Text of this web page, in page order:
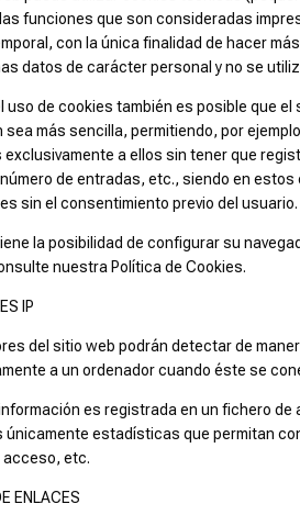
funciones que son consideradas
con la única finalidad de hacer
datos de carácter personal y no se
uso de cookies también es posible que
sea más sencilla, permitiendo, por
exclusivamente a ellos sin tener que
de entradas, etc., siendo en
sin el consentimiento previo del usuario.
la posibilidad de configurar su
nuestra Política de Cookies.
IP
del sitio web podrán detectar de
a un ordenador cuando éste se
es registrada en un fichero
únicamente estadísticas que permitan
acceso, etc.
ENLACES